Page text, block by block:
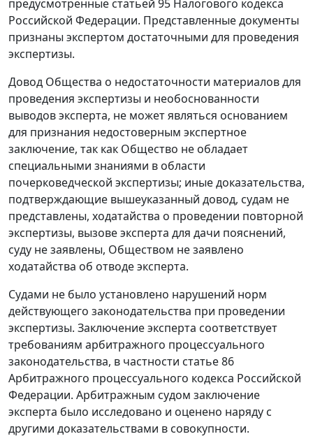
предусмотренные статьей 95 Налогового кодекса
Российской Федерации. Представленные документы
признаны экспертом достаточными для проведения
экспертизы.
Довод Общества о недостаточности материалов для
проведения экспертизы и необоснованности
выводов эксперта, не может являться основанием
для признания недостоверным экспертное
заключение, так как Общество не обладает
специальными знаниями в области
почерковедческой экспертизы; иные доказательства,
подтверждающие вышеуказанный довод, судам не
представлены, ходатайства о проведении повторной
экспертизы, вызове эксперта для дачи пояснений,
суду не заявлены, Обществом не заявлено
ходатайства об отводе эксперта.
Судами не было установлено нарушений норм
действующего законодательства при проведении
экспертизы. Заключение эксперта соответствует
требованиям арбитражного процессуального
законодательства, в частности статье 86
Арбитражного процессуального кодекса Российской
Федерации. Арбитражным судом заключение
эксперта было исследовано и оценено наряду с
другими доказательствами в совокупности.